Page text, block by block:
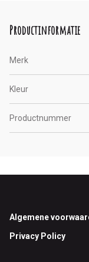
Productinformatie
Merk
Kleur
Productnummer
Footer
Algemene
Privacy Policy